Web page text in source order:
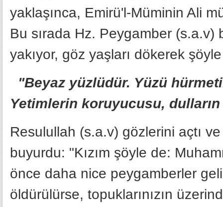
yaklaşınca, Emirü'l-Müminin Ali
Bu sırada Hz. Peygamber (s.a.v)
yakıyor, göz yaşları dökerek
"Beyaz yüzlüdür. Yüzü
Yetimlerin koruyucusu, dulların
Resulullah (s.a.v) gözlerini açtı
buyurdu: "Kızım şöyle de:
önce daha nice peygamberler
öldürülürse, topuklarınızın